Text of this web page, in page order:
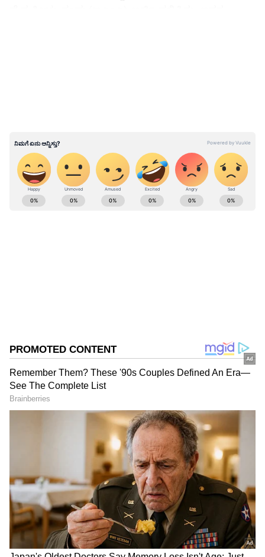
ಫೆಮಾ ಕಾಯ್ದೆ ಉಲ್ಲಂಘನೆ: ಬೈಜೂಸ್‌ಗೆ 9000 ಕೋಟಿ
ಇ.ಡಿ. ನೋಟಿಸ್‌ ಜಾರಿ
ABOUT THE AUTHOR
DOWNLOAD APP